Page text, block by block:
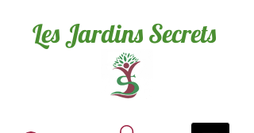
Les Jardins Secrets